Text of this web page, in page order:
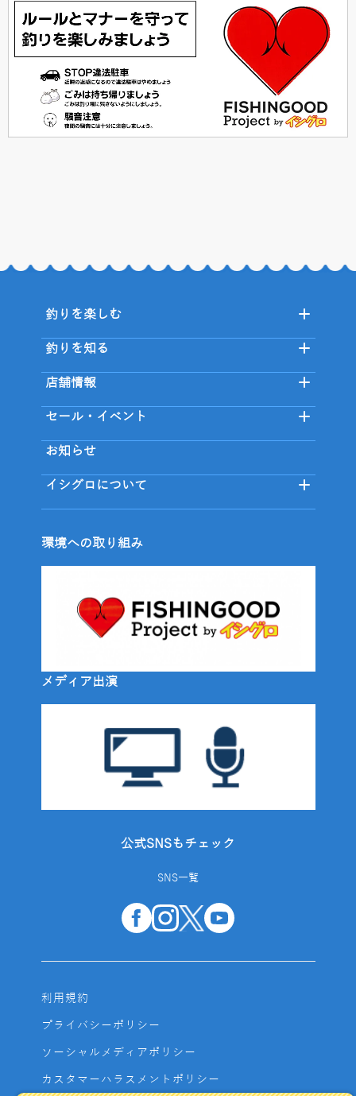
釣りを楽しむ
釣りを知る
店舗情報
セール・イベント
お知らせ
イシグロについて
環境への取り組み
メディア出演
公式SNSもチェック
SNS一覧
利用規約
プライバシーポリシー
ソーシャルメディアポリシー
カスタマーハラスメントポリシー